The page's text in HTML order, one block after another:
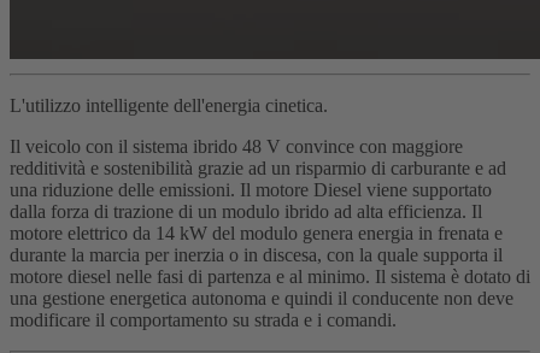
L'utilizzo intelligente dell'energia cinetica.
Il veicolo con il sistema ibrido 48 V convince con maggiore
redditività e sostenibilità grazie ad un risparmio di carburante e ad
una riduzione delle emissioni. Il motore Diesel viene supportato
dalla forza di trazione di un modulo ibrido ad alta efficienza. Il
motore elettrico da 14 kW del modulo genera energia in frenata e
durante la marcia per inerzia o in discesa, con la quale supporta il
motore diesel nelle fasi di partenza e al minimo. Il sistema è dotato di
una gestione energetica autonoma e quindi il conducente non deve
modificare il comportamento su strada e i comandi.